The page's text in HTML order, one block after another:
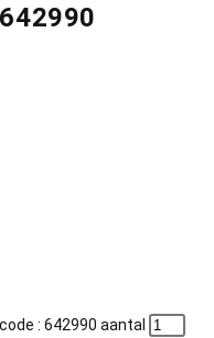
: 642990 aantal